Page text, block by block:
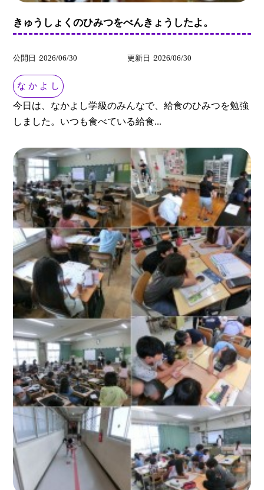
きゅうしょくのひみつをべんきょうしたよ。
公開日 2026/06/30 更新日 2026/06/30
な か よ し
今日は、なかよし学級のみんなで、給食のひみつを勉強
しました。いつも食べている給食...